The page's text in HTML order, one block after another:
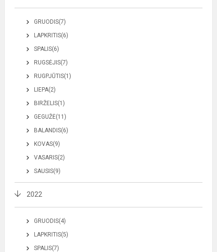
GRUODIS(7)
LAPKRITIS(6)
SPALIS(6)
RUGSĖJIS(7)
RUGPJŪTIS(1)
LIEPA(2)
BIRŽELIS(1)
GEGUŽĖ(11)
BALANDIS(6)
KOVAS(9)
VASARIS(2)
SAUSIS(9)
2022
GRUODIS(4)
LAPKRITIS(5)
SPALIS(7)